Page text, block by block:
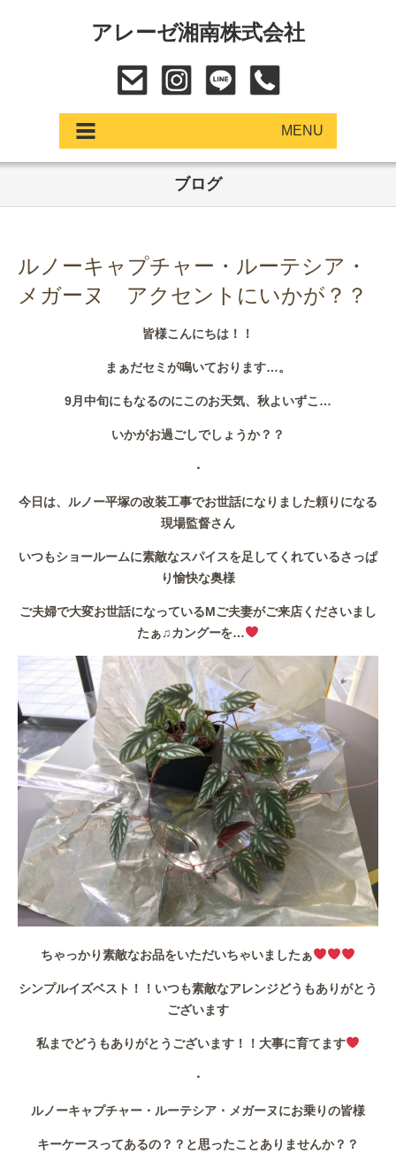
アレーゼ湘南株式会社
MENU
中古車
店舗アクセス
ブログ
ルノーキャプチャー・ルーテシア・
メガーヌ アクセントにいかが？？
皆様こんにちは！！
まぁだセミが鳴いております…。
9月中旬にもなるのにこのお天気、秋よいずこ…
いかがお過ごしでしょうか？？
・
今日は、ルノー平塚の改装工事でお世話になりました頼りになる
現場監督さん
いつもショールームに素敵なスパイスを足してくれているさっぱ
り愉快な奥様
ご夫婦で大変お世話になっているMご夫妻がご来店くださいまし
たぁ♫カングーを…
ちゃっかり素敵なお品をいただいちゃいましたぁ
シンプルイズベスト！！いつも素敵なアレンジどうもありがとう
ございます
私までどうもありがとうございます！！大事に育てます
・
ルノーキャプチャー・ルーテシア・メガーヌにお乗りの皆様
キーケースってあるの？？と思ったことありませんか？？